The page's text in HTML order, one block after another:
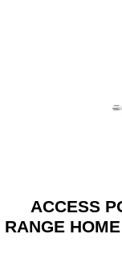
ACCESS
RANGE